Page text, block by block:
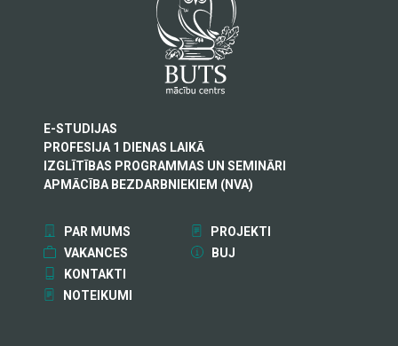
E-STUDIJAS
PROFESIJA 1 DIENAS LAIKĀ
IZGLĪTĪBAS PROGRAMMAS UN SEMINĀRI
APMĀCĪBA BEZDARBNIEKIEM (NVA)
PAR MUMS
PROJEKTI
VAKANCES
BUJ
KONTAKTI
NOTEIKUMI